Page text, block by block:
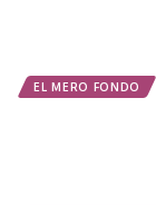
EL MERO FONDO